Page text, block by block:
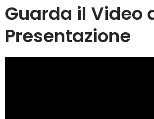
Guarda il Video
Presentazione